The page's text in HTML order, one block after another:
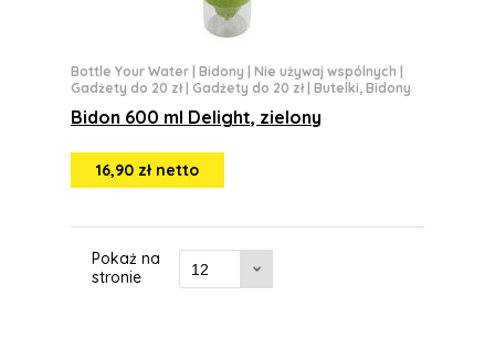
Bottle Your Water Bidony Nie używaj wspólnych
Gadżety do 20 zł| Gadżety do 20 zł| Butelki, Bidony
Bidon 600 ml Delight, zielony
16,90 zł netto
Pokaż na
stronie